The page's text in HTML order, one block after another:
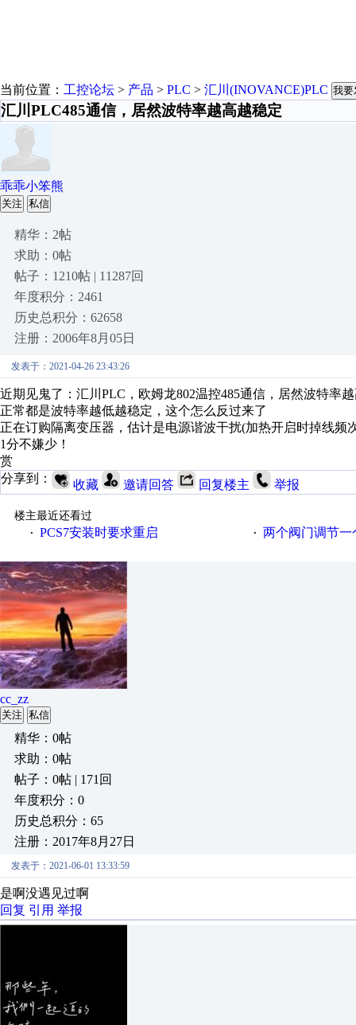
当前位置： 工控论坛 > 产品 > PLC > 汇川(INOVANCE)PLC 我要
汇川PLC485通信，居然波特率越高越稳定
乖乖小笨熊
关注 私信
精华：2帖
求助：0帖
帖子：1210帖 | 11287回
年度积分：2461
历史总积分：62658
注册：2006年8月05日
发表于：2021-04-26 23:43:26
近期见鬼了：汇川PLC，欧姆龙802温控485通信，居然波特率
正常都是波特率越低越稳定，这个怎么反过来了
正在订购隔离变压器，估计是电源谐波干扰(加热开
1分不嫌少！
赏
分享到：
收藏 邀请回答 回复楼主 举报
楼主最近还看过
· PCS7安装时要求重启 · 两个阀门调节
cc_zz
关注 私信
精华：0帖
求助：0帖
帖子：0帖 | 171回
年度积分：0
历史总积分：65
注册：2017年8月27日
发表于：2021-06-01 13:33:59
是啊没遇见过啊
回复 引用 举报